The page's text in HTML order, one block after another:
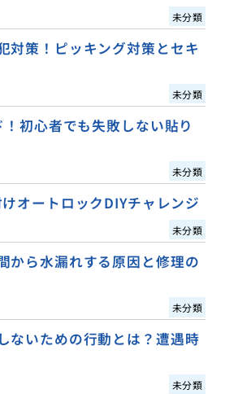
未分類
対策！ピッキング対策とセキ
未分類
初心者でも失敗しない貼り
未分類
オートロックDIYチャレンジ
未分類
から水漏れする原因と修理の
未分類
ないための行動とは？遭遇時
未分類